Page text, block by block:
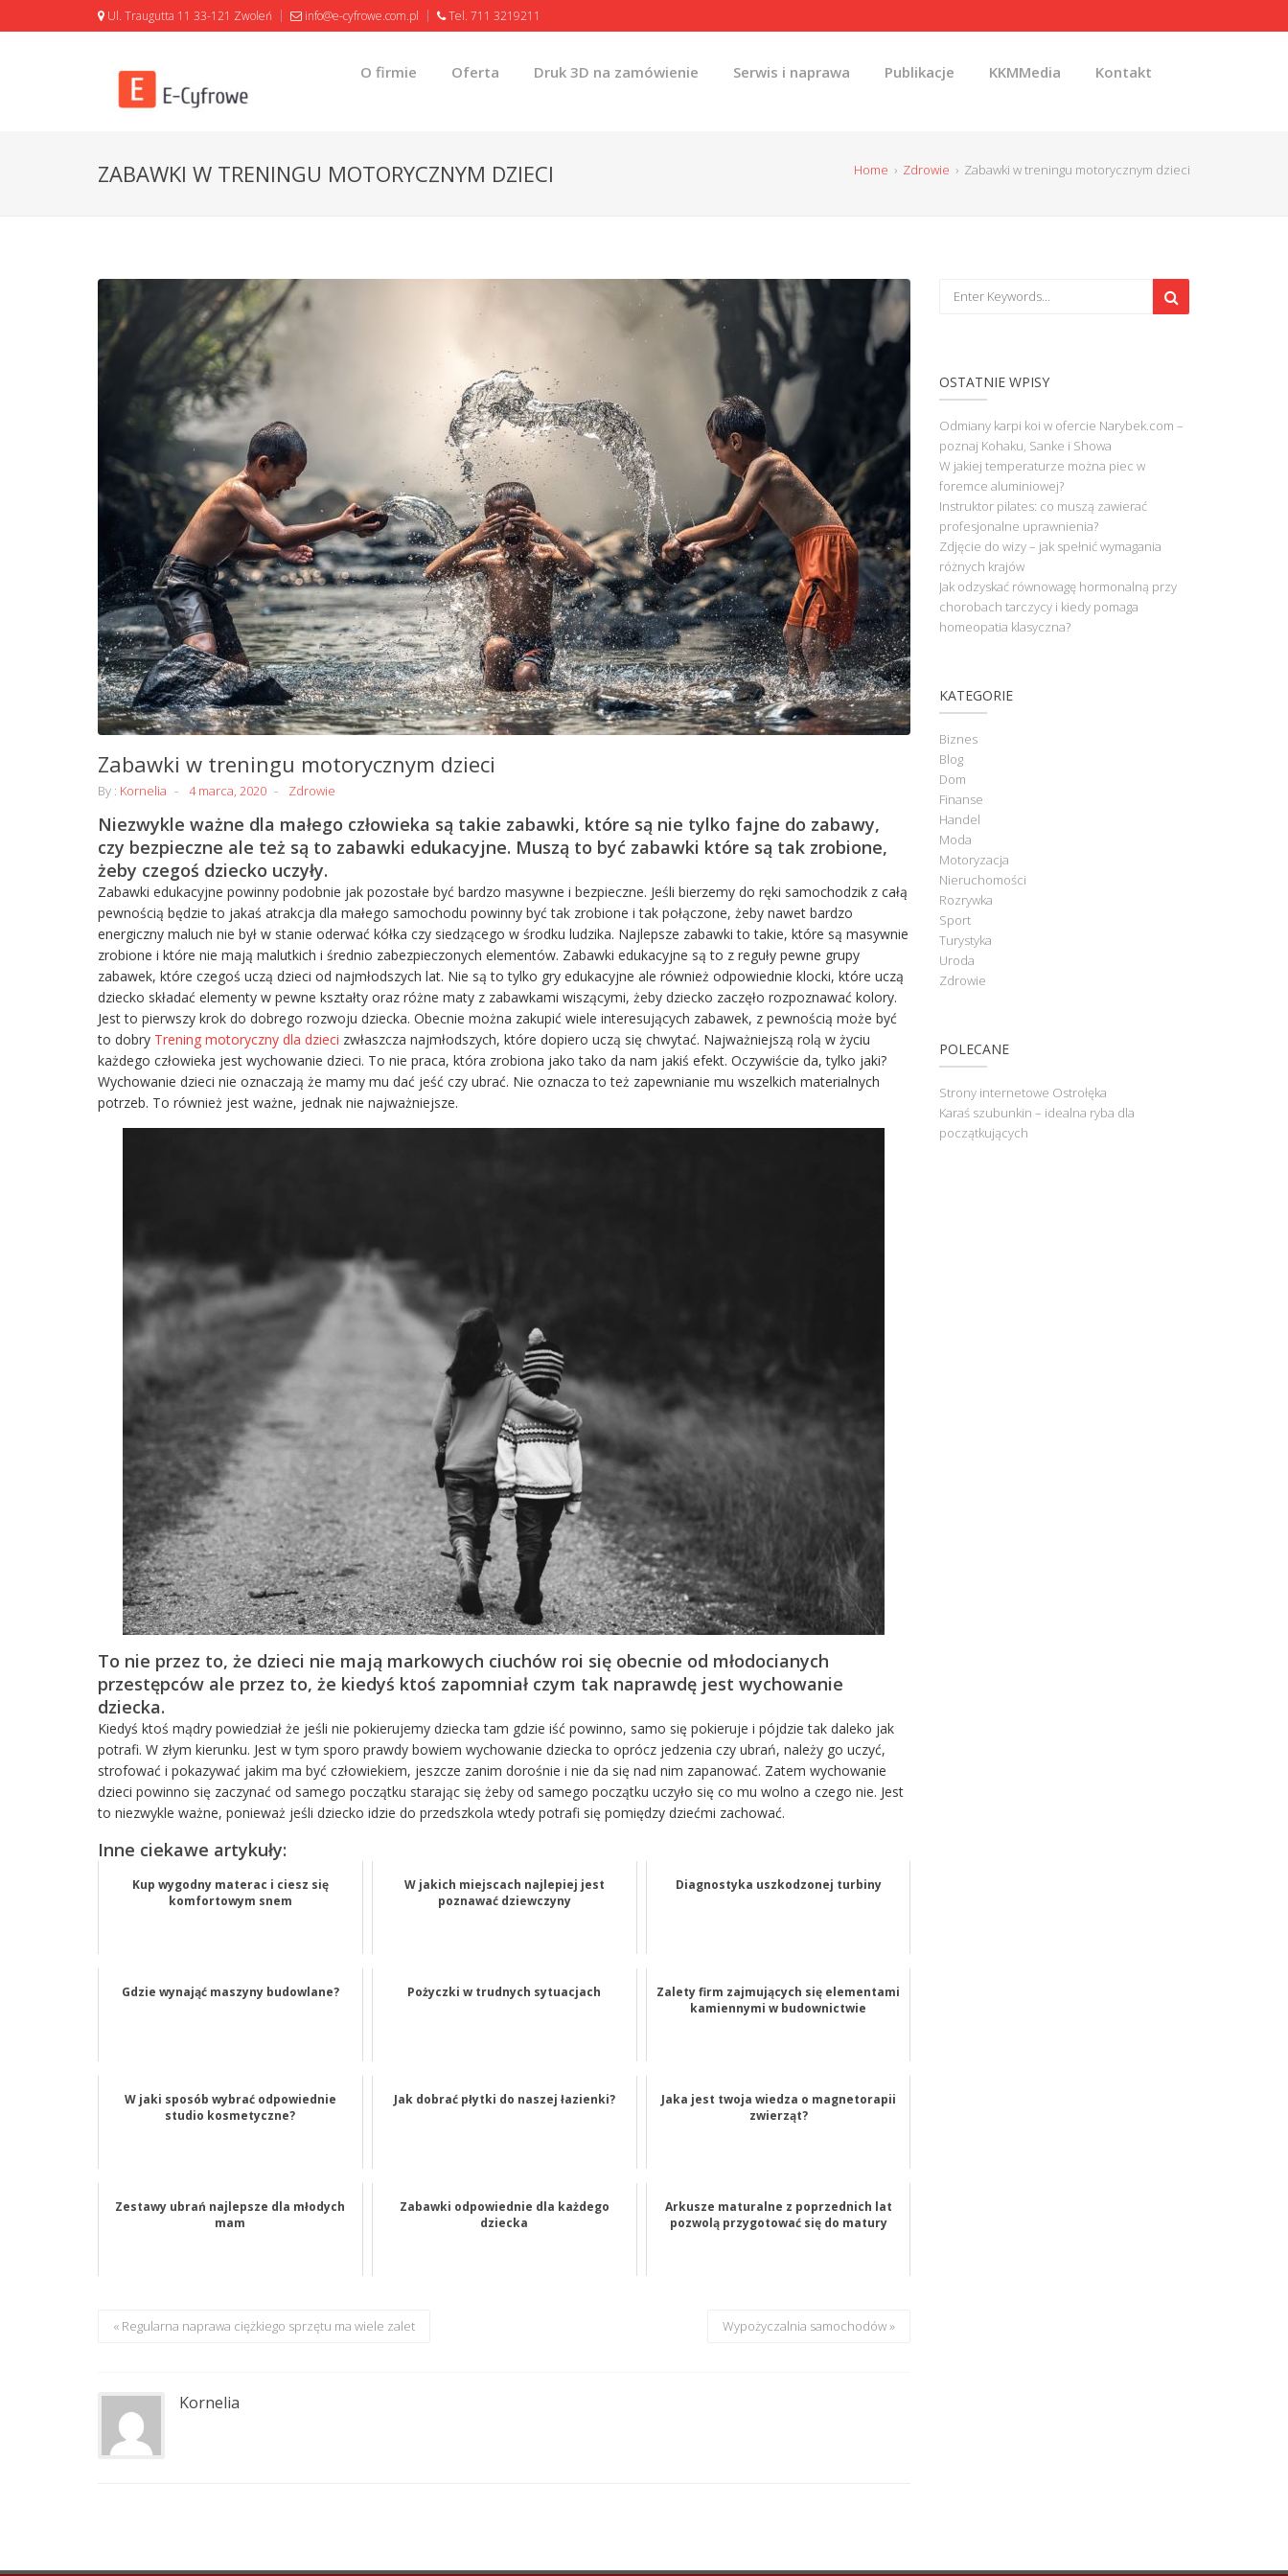
Ul. Traugutta 11 33-121 Zwoleń info@e-cyfrowe.com.pl Tel. 711 3219211
O firmie Oferta Druk 3D na zamówienie Serwis i naprawa Publikacje KKMMedia Kontakt
ZABAWKI W TRENINGU MOTORYCZNYM DZIECI Home › Zdrowie › Zabawki w treningu motorycznym dzieci
Zabawki w treningu motorycznym dzieci
By : Kornelia 4 marca, 2020 Zdrowie
Niezwykle ważne dla małego człowieka są takie zabawki, które są nie tylko fajne do zabawy,
czy bezpieczne ale też są to zabawki edukacyjne. Muszą to być zabawki które są tak zrobione,
żeby czegoś dziecko uczyły.
Zabawki edukacyjne powinny podobnie jak pozostałe być bardzo masywne i bezpieczne. Jeśli bierzemy do ręki samochodzik z całą
pewnością będzie to jakaś atrakcja dla małego samochodu powinny być tak zrobione i tak połączone, żeby nawet bardzo
energiczny maluch nie był w stanie oderwać kółka czy siedzącego w środku ludzika. Najlepsze zabawki to takie, które są masywnie
zrobione i które nie mają malutkich i średnio zabezpieczonych elementów. Zabawki edukacyjne są to z reguły pewne grupy
zabawek, które czegoś uczą dzieci od najmłodszych lat. Nie są to tylko gry edukacyjne ale również odpowiednie klocki, które uczą
dziecko składać elementy w pewne kształty oraz różne maty z zabawkami wiszącymi, żeby dziecko zaczęło rozpoznawać kolory.
Jest to pierwszy krok do dobrego rozwoju dziecka. Obecnie można zakupić wiele interesujących zabawek, z pewnością może być
to dobry Trening motoryczny dla dzieci zwłaszcza najmłodszych, które dopiero uczą się chwytać. Najważniejszą rolą w życiu
każdego człowieka jest wychowanie dzieci. To nie praca, która zrobiona jako tako da nam jakiś efekt. Oczywiście da, tylko jaki?
Wychowanie dzieci nie oznaczają że mamy mu dać jeść czy ubrać. Nie oznacza to też zapewnianie mu wszelkich materialnych
potrzeb. To również jest ważne, jednak nie najważniejsze.
To nie przez to, że dzieci nie mają markowych ciuchów roi się obecnie od młodocianych
przestępców ale przez to, że kiedyś ktoś zapomniał czym tak naprawdę jest wychowanie
dziecka.
Kiedyś ktoś mądry powiedział że jeśli nie pokierujemy dziecka tam gdzie iść powinno, samo się pokieruje i pójdzie tak daleko jak
potrafi. W złym kierunku. Jest w tym sporo prawdy bowiem wychowanie dziecka to oprócz jedzenia czy ubrań, należy go uczyć,
strofować i pokazywać jakim ma być człowiekiem, jeszcze zanim dorośnie i nie da się nad nim zapanować. Zatem wychowanie
dzieci powinno się zaczynać od samego początku starając się żeby od samego początku uczyło się co mu wolno a czego nie. Jest
to niezwykle ważne, ponieważ jeśli dziecko idzie do przedszkola wtedy potrafi się pomiędzy dziećmi zachować.
Inne ciekawe artykuły:
Kup wygodny materac i ciesz się
komfortowym snem
W jakich miejscach najlepiej jest
poznawać dziewczyny
Diagnostyka uszkodzonej turbiny
Gdzie wynająć maszyny budowlane? Pożyczki w trudnych sytuacjach
Zalety firm zajmujących się elementami
kamiennymi w budownictwie
W jaki sposób wybrać odpowiednie
studio kosmetyczne?
Jak dobrać płytki do naszej łazienki?
Jaka jest twoja wiedza o magnetorapii
zwierząt?
Zestawy ubrań najlepsze dla młodych
mam
Zabawki odpowiednie dla każdego
dziecka
Arkusze maturalne z poprzednich lat
pozwolą przygotować się do matury
« Regularna naprawa ciężkiego sprzętu ma wiele zalet Wypożyczalnia samochodów »
Kornelia
OSTATNIE WPISY
Odmiany karpi koi w ofercie Narybek.com –
poznaj Kohaku, Sanke i Showa
W jakiej temperaturze można piec w
foremce aluminiowej?
Instruktor pilates: co muszą zawierać
profesjonalne uprawnienia?
Zdjęcie do wizy – jak spełnić wymagania
różnych krajów
Jak odzyskać równowagę hormonalną przy
chorobach tarczycy i kiedy pomaga
homeopatia klasyczna?
KATEGORIE
Biznes
Blog
Dom
Finanse
Handel
Moda
Motoryzacja
Nieruchomości
Rozrywka
Sport
Turystyka
Uroda
Zdrowie
POLECANE
Strony internetowe Ostrołęka
Karaś szubunkin – idealna ryba dla
początkujących